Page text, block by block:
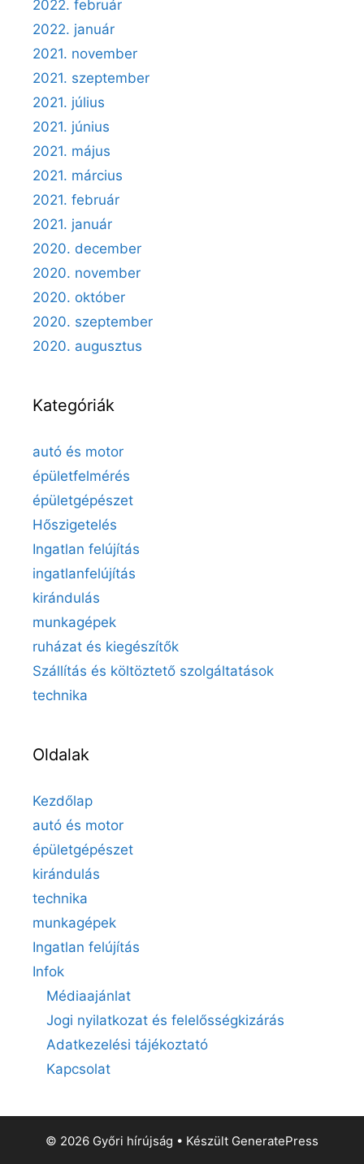
2022. február
2022. január
2021. november
2021. szeptember
2021. július
2021. június
2021. május
2021. március
2021. február
2021. január
2020. december
2020. november
2020. október
2020. szeptember
2020. augusztus
Kategóriák
autó és motor
épületfelmérés
épületgépészet
Hőszigetelés
Ingatlan felújítás
ingatlanfelújítás
kirándulás
munkagépek
ruházat és kiegészítők
Szállítás és költöztető szolgáltatások
technika
Oldalak
Kezdőlap
autó és motor
épületgépészet
kirándulás
technika
munkagépek
Ingatlan felújítás
Infok
Médiaajánlat
Jogi nyilatkozat és felelősségkizárás
Adatkezelési tájékoztató
Kapcsolat
© 2026 Győri hírújság • Készült GeneratePress